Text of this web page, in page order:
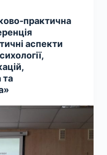
практична
аспекти
та